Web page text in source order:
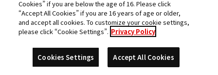
孫悟空 孫悟空 ミスター・サタン
ランク更新日:2021年07月21日
Cookies” if you are below the age of 16. Please click
“Accept All Cookies” if you are 16 years of age or older,
and accept all cookies. To customize your cookie settings,
please click “Cookie Settings”. Privacy Policy
Cookies Settings Accept All Cookies